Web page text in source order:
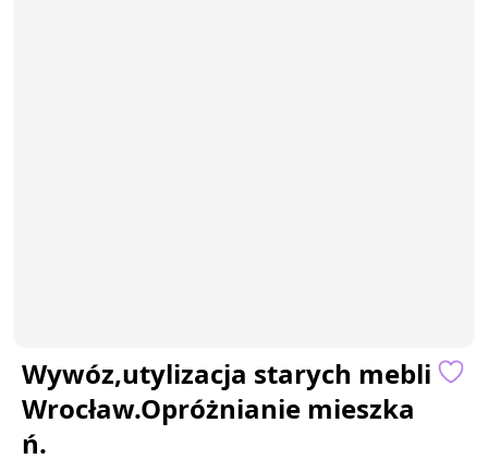
Wywóz,utylizacja starych mebli
Wrocław.Opróżnianie mieszka
ń.